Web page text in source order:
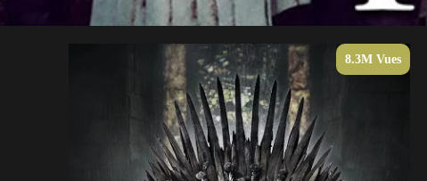
8.3M Vues